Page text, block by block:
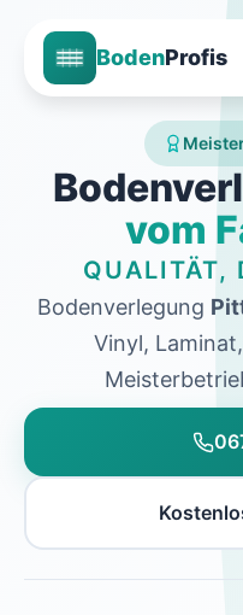
BodenProfis
vom
QUALITÄT,
Bodenverlegung
Vinyl,